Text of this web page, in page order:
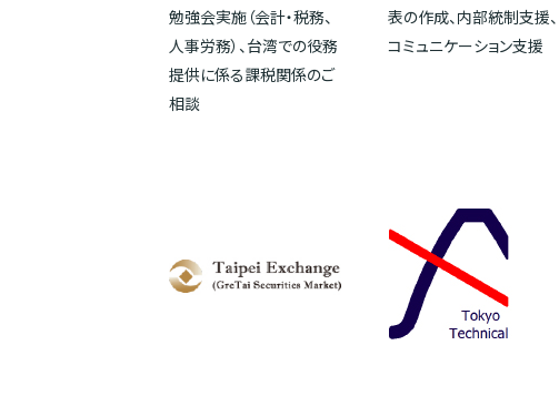
勉強会実施（会計・税務、
人事労務）、台湾での役務
提供に係る課税関係のご
相談
表の作成、内部統制支援、
コミュニケーション支援